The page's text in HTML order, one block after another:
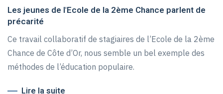
Les jeunes de l'Ecole de la 2ème Chance parlent de
précarité
Ce travail collaboratif de stagiaires de l’Ecole de la 2ème
Chance de Côte d’Or, nous semble un bel exemple des
méthodes de l’éducation populaire.
Lire la suite